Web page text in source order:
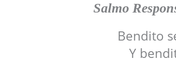
Salmo
Bendito
Y